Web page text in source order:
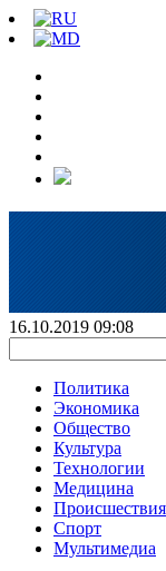
16.10.2019 09:08
Политика
Экономика
Общество
Культура
Технологии
Медицина
Происшествия
Спорт
Мультимедиа